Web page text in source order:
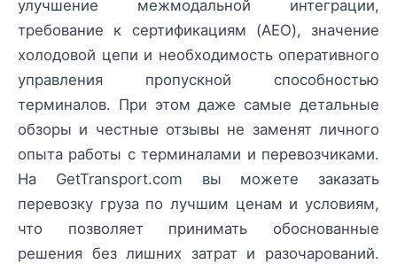
улучшение межмодальной интеграции,
требование к сертификациям (AEO), значение
холодовой цепи и необходимость оперативного
управления пропускной способностью
терминалов. При этом даже самые детальные
обзоры и честные отзывы не заменят личного
опыта работы с терминалами и перевозчиками.
На GetTransport.com вы можете заказать
перевозку груза по лучшим ценам и условиям,
что позволяет принимать обоснованные
решения без лишних затрат и разочарований.